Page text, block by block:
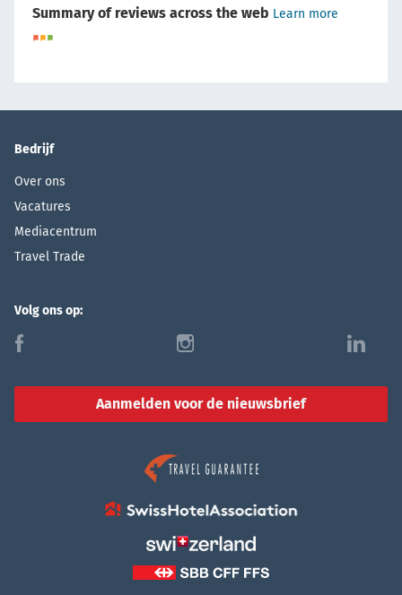
Summary of reviews across the web Learn more
Bedrijf
Over ons
Vacatures
Mediacentrum
Travel Trade
Volg ons op:
f i l
Aanmelden voor de nieuwsbrief